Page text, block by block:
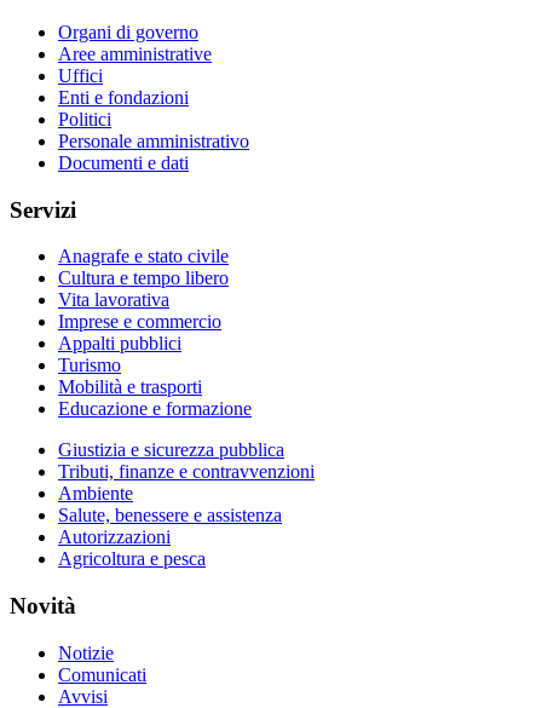
Organi di governo
Aree amministrative
Uffici
Enti e fondazioni
Politici
Personale amministrativo
Documenti e dati
Servizi
Anagrafe e stato civile
Cultura e tempo libero
Vita lavorativa
Imprese e commercio
Appalti pubblici
Turismo
Mobilità e trasporti
Educazione e formazione
Giustizia e sicurezza pubblica
Tributi, finanze e contravvenzioni
Ambiente
Salute, benessere e assistenza
Autorizzazioni
Agricoltura e pesca
Novità
Notizie
Comunicati
Avvisi